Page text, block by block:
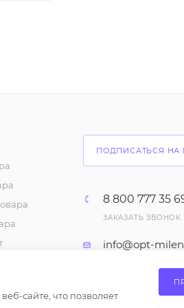
ПОДПИСАТЬСЯ НА
8 800 777 35
ЗАКАЗАТЬ ЗВОНОК
info@opt-
М.О,
округ,
сайте, что позволяет